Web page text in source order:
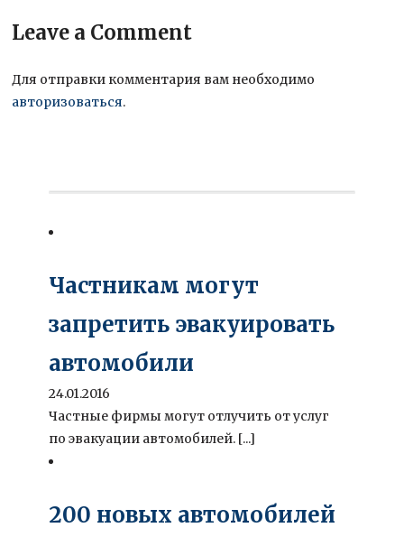
Leave a Comment
Для отправки комментария вам необходимо
авторизоваться.
Частникам могут
запретить эвакуировать
автомобили
24.01.2016
Частные фирмы могут отлучить от услуг
по эвакуации автомобилей. [...]
200 новых автомобилей